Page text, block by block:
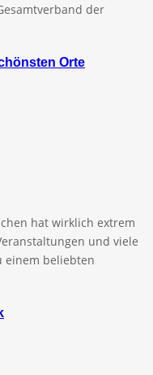
der
Orte
hat wirklich extrem
und viele
einem beliebten